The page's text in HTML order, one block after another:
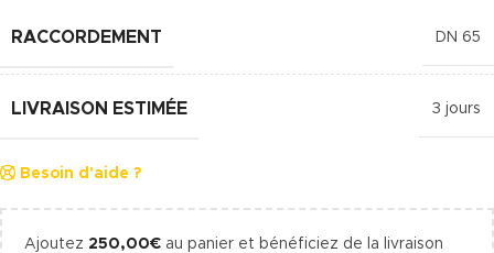
RACCORDEMENT DN 65
LIVRAISON ESTIMÉE 3 jours
Besoin d'aide ?
Ajoutez 250,00€ au panier et bénéficiez de la livraison